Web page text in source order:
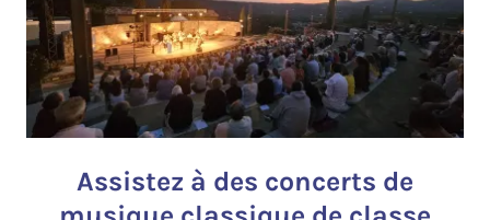
Assistez à des concerts de